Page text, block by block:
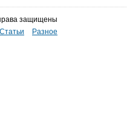
защищены
Статьи Разное